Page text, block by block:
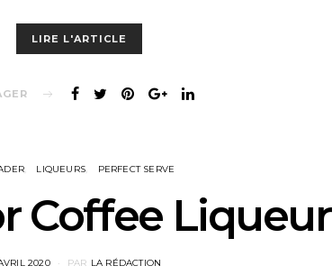
LIRE L'ARTICLE
LIQUEURS PERFECT SERVE
Coffee Liqueur
2020 PAR LA RÉDACTION